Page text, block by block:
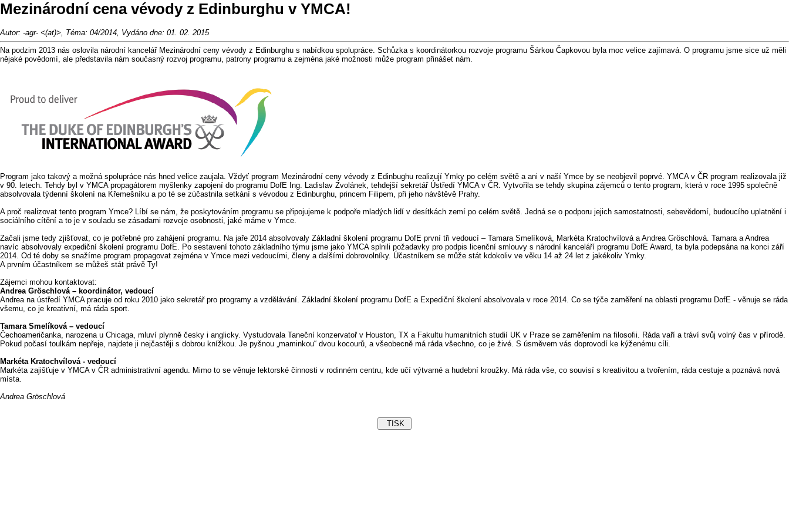
Mezinárodní cena vévody z Edinburghu v YMCA!
Autor: -agr- <(at)>, Téma: 04/2014, Vydáno dne: 01. 02. 2015
Na podzim 2013 nás oslovila národní kancelář Mezinárodní ceny vévody z Edinburghu s nabídkou spolupráce. Schůzka s koordinátorkou rozvoje programu Šárkou Čapkovou byla moc velice zajímavá. O programu jsme sice už měli
nějaké povědomí, ale představila nám současný rozvoj programu, patrony programu a zejména jaké možnosti může program přinášet nám.
Program jako takový a možná spolupráce nás hned velice zaujala. Vždyť program Mezinárodní ceny vévody z Edinbughu realizují Ymky po celém světě a ani v naší Ymce by se neobjevil poprvé. YMCA v ČR program realizovala již
v 90. letech. Tehdy byl v YMCA propagátorem myšlenky zapojení do programu DofE Ing. Ladislav Zvolánek, tehdejší sekretář Ústředí YMCA v ČR. Vytvořila se tehdy skupina zájemců o tento program, která v roce 1995 společně
absolvovala týdenní školení na Křemešníku a po té se zúčastnila setkání s vévodou z Edinburghu, princem Filipem, při jeho návštěvě Prahy.
A proč realizovat tento program Ymce? Líbí se nám, že poskytováním programu se připojujeme k podpoře mladých lidí v desítkách zemí po celém světě. Jedná se o podporu jejich samostatnosti, sebevědomí, budoucího uplatnění i
sociálního cítění a to je v souladu se zásadami rozvoje osobnosti, jaké máme v Ymce.
Začali jsme tedy zjišťovat, co je potřebné pro zahájení programu. Na jaře 2014 absolvovaly Základní školení programu DofE první tři vedoucí – Tamara Smelíková, Markéta Kratochvílová a Andrea Gröschlová. Tamara a Andrea
navíc absolvovaly expediční školení programu DofE. Po sestavení tohoto základního týmu jsme jako YMCA splnili požadavky pro podpis licenční smlouvy s národní kanceláří programu DofE Award, ta byla podepsána na konci září
2014. Od té doby se snažíme program propagovat zejména v Ymce mezi vedoucími, členy a dalšími dobrovolníky. Účastníkem se může stát kdokoliv ve věku 14 až 24 let z jakékoliv Ymky.
A prvním účastníkem se můžeš stát právě Ty!
Zájemci mohou kontaktovat:
Andrea Gröschlová – koordinátor, vedoucí
Andrea na ústředí YMCA pracuje od roku 2010 jako sekretář pro programy a vzdělávání. Základní školení programu DofE a Expediční školení absolvovala v roce 2014. Co se týče zaměření na oblasti programu DofE - věnuje se ráda
všemu, co je kreativní, má ráda sport.
Tamara Smelíková – vedoucí
Čechoameričanka, narozena u Chicaga, mluví plynně česky i anglicky. Vystudovala Taneční konzervatoř v Houston, TX a Fakultu humanitních studií UK v Praze se zaměřením na filosofii. Ráda vaří a tráví svůj volný čas v přírodě.
Pokud počasí toulkám nepřeje, najdete ji nejčastěji s dobrou knížkou. Je pyšnou „maminkou“ dvou kocourů, a všeobecně má ráda všechno, co je živé. S úsměvem vás doprovodí ke kýženému cíli.
Markéta Kratochvílová - vedoucí
Markéta zajišťuje v YMCA v ČR administrativní agendu. Mimo to se věnuje lektorské činnosti v rodinném centru, kde učí výtvarné a hudební kroužky. Má ráda vše, co souvisí s kreativitou a tvořením, ráda cestuje a poznává nová
místa.
Andrea Gröschlová